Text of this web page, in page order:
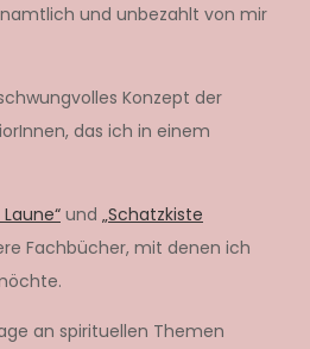
und unbezahlt von mir
Konzept der
das ich in einem
und „Schatzkiste
Fachbücher, mit denen ich
an spirituellen Themen